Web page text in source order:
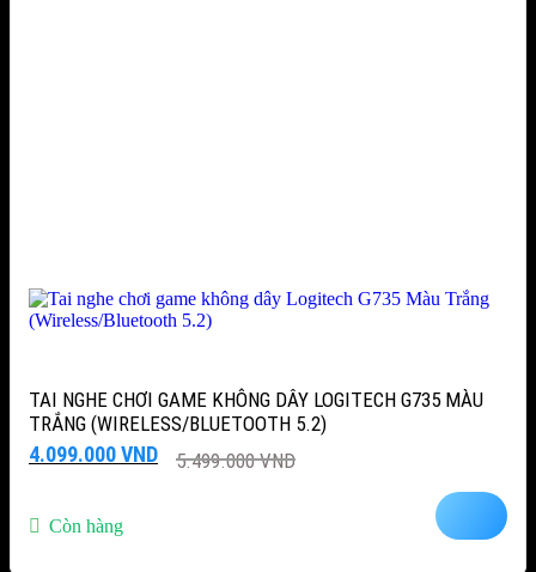
TAI NGHE CHƠI GAME KHÔNG DÂY LOGITECH G735 MÀU
TRẮNG (WIRELESS/BLUETOOTH 5.2)
5.499.000VND
Giá
5.499.000 VND.
4.099.000VND
Giá
là: Còn hàng